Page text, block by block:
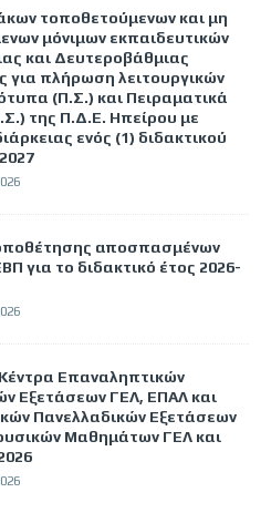
τοποθετούμενων και μη
μόνιμων εκπαιδευτικών
και Δευτεροβάθμιας
για πλήρωση λειτουργικών
(Π.Σ.) και Πειραματικά
της Π.Δ.Ε. Ηπείρου με
ενός (1) διδακτικού
αποσπασμένων
για το διδακτικό έτος 2026-
Επαναληπτικών
Εξετάσεων ΓΕΛ, ΕΠΑΛ και
Πανελλαδικών Εξετάσεων
Μαθημάτων ΓΕΛ και